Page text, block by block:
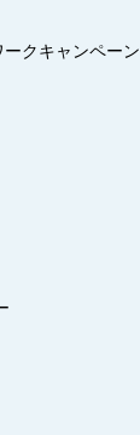
クキャンペーン